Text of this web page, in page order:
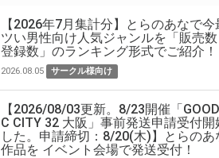
【2026年7月集計分】とらのあなで今
ツい男性向け人気ジャンルを「販売
登録数」のランキング形式でご紹介！
2026.08.05 サークル様向け
【2026/08/03更新。8/23開催「
C CITY 32 大阪」事前発送申請受付開
した。申請締切：8/20(木)】とらのあ
作品を イベント会場で発送受付！